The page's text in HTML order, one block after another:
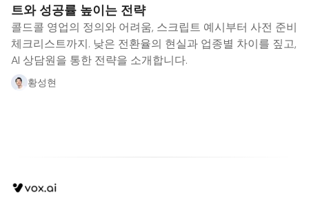
트와 성공률 높이는 전략
콜드콜 영업의 정의와 어려움, 스크립트 예시부터 사전 준비
체크리스트까지. 낮은 전환율의 현실과 업종별 차이를 짚고,
AI 상담원을 통한 전략을 소개합니다.
황성현